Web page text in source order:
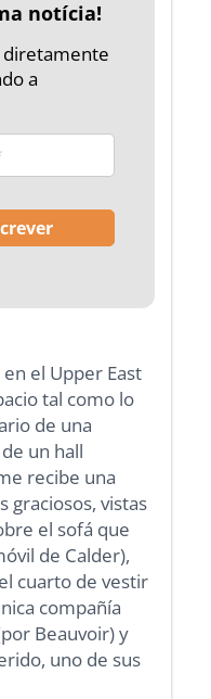
notícia!
diretamente
a
el Upper East
tal como lo
de una
un hall
recibe una
graciosos, vistas
el sofá que
de Calder),
cuarto de vestir
compañía
Beauvoir) y
uno de sus